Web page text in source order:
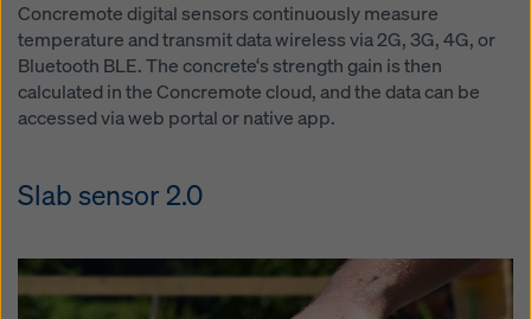
Concremote digital sensors continuously measure
temperature and transmit data wireless via 2G, 3G, 4G, or
Bluetooth BLE. The concrete‘s strength gain is then
calculated in the Concremote cloud, and the data can be
accessed via web portal or native app.
Slab sensor 2.0